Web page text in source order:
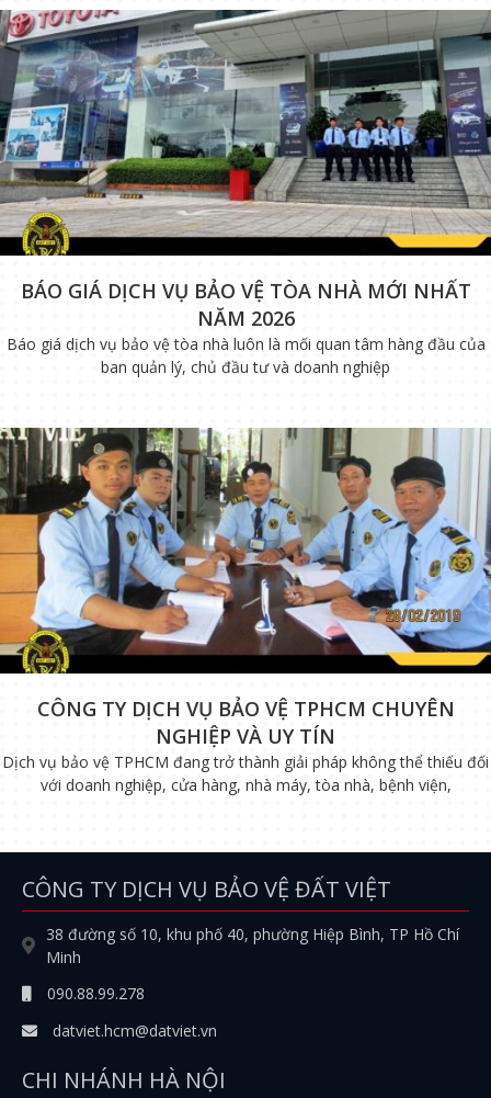
BÁO GIÁ DỊCH VỤ BẢO VỆ TÒA NHÀ MỚI NHẤT
NĂM 2026
Báo giá dịch vụ bảo vệ tòa nhà luôn là mối quan tâm hàng đầu của
ban quản lý, chủ đầu tư và doanh nghiệp
CÔNG TY DỊCH VỤ BẢO VỆ TPHCM CHUYÊN
NGHIỆP VÀ UY TÍN
Dịch vụ bảo vệ TPHCM đang trở thành giải pháp không thể thiếu đối
với doanh nghiệp, cửa hàng, nhà máy, tòa nhà, bệnh viện,
CÔNG TY DỊCH VỤ BẢO VỆ ĐẤT VIỆT
38 đường số 10, khu phố 40, phường Hiệp Bình, TP Hồ Chí
Minh
090.88.99.278
datviet.hcm@datviet.vn
CHI NHÁNH HÀ NỘI